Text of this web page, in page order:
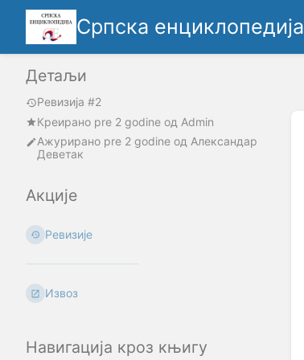
Српска енциклопедија
Детаљи
Ревизија #2
Креирано pre 2 godine oд Admin
Ажурирано pre 2 godine од Александар
Деветак
Акције
Ревизије
Извоз
Навигација кроз књигу